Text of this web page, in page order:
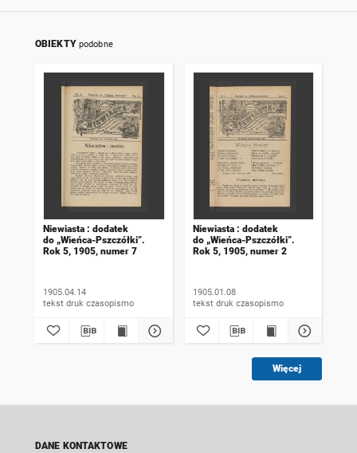
OBIEKTY podobne
Niewiasta : dodatek
do „Wieńca-Pszczółki”.
Rok 5, 1905, numer 7
1905.04.14
tekst druk czasopismo
Niewiasta : dodatek
do „Wieńca-Pszczółki”.
Rok 5, 1905, numer 2
1905.01.08
tekst druk czasopismo
Więcej
DANE KONTAKTOWE